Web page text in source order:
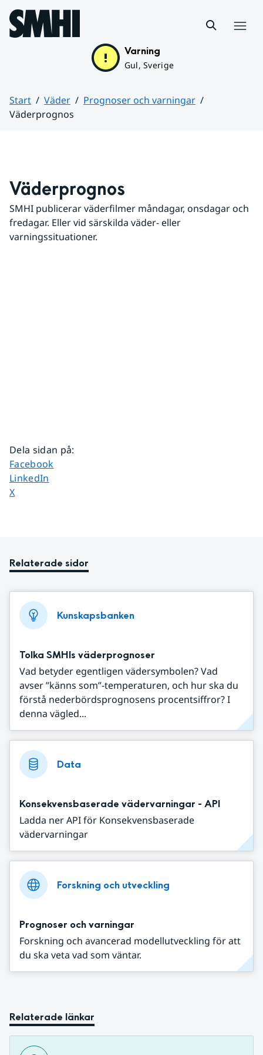
Hoppa till sidans innehåll
Varning
Gul, Sverige
Start Väder
Prognoser och varningar
Väderprognos
Väderprognos
SMHI publicerar väderfilmer måndagar, onsdagar och
fredagar. Eller vid särskilda väder- eller
varningssituationer.
Dela sidan på:
Dela sidan på
Facebook
Dela sidan på
LinkedIn
Dela sidan på
X
Relaterade sidor
Kunskapsbanken
Tolka SMHIs väderprognoser
Vad betyder egentligen vädersymbolen? Vad
avser ”känns som”-temperaturen, och hur ska du
förstå nederbördsprognosens procentsiffror? I
denna vägled...
Data
Konsekvensbaserade vädervarningar - API
Ladda ner API för Konsekvensbaserade
vädervarningar
Forskning och utveckling
Prognoser och varningar
Forskning och avancerad modellutveckling för att
du ska veta vad som väntar.
Relaterade länkar